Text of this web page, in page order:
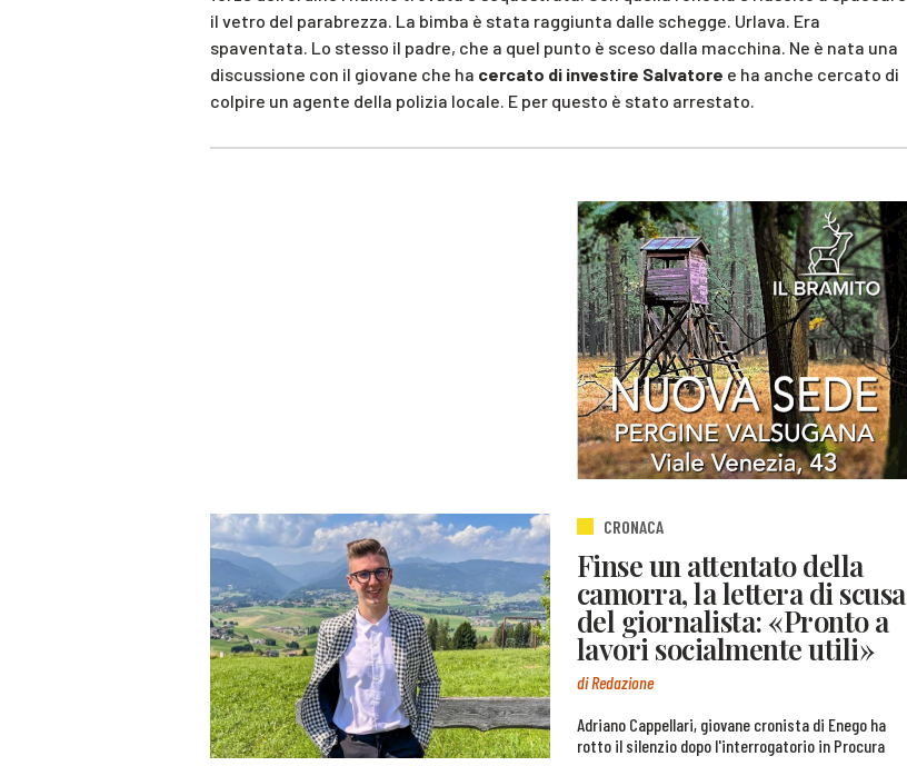
il vetro del parabrezza. La bimba è stata raggiunta dalle schegge. Urlava. Era
spaventata. Lo stesso il padre, che a quel punto è sceso dalla macchina. Ne è nata una
discussione con il giovane che ha cercato di investire Salvatore e ha anche cercato di
colpire un agente della polizia locale. E per questo è stato arrestato.
CRONACA
Finse un attentato della
camorra, la lettera di scusa
del giornalista: «Pronto a
lavori socialmente utili»
di Redazione
Adriano Cappellari, giovane cronista di Enego ha
rotto il silenzio dopo l'interrogatorio in Procura